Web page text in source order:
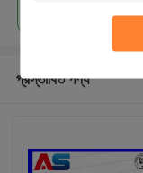
প্রস্তাবিত পণ্য